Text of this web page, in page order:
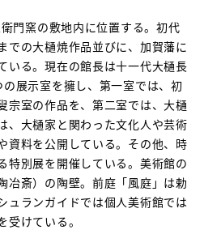
門窯の敷地内に位置する。初代
での大樋焼作品並びに、加賀藩に
いる。現在の館長は十一代大樋長
展示室を擁し、第一室では、初
宗室の作品を、第二室では、大樋
、大樋家と関わった文化人や芸術
資料を公開している。その他、時
特別展を開催している。美術館の
冶斎）の陶壁。前庭「風庭」は勅
ュランガイドでは個人美術館では
けている。